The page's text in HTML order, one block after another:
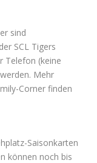
sind
SCL Tigers
Telefon (keine
Mehr
Corner finden
Saisonkarten
können noch bis